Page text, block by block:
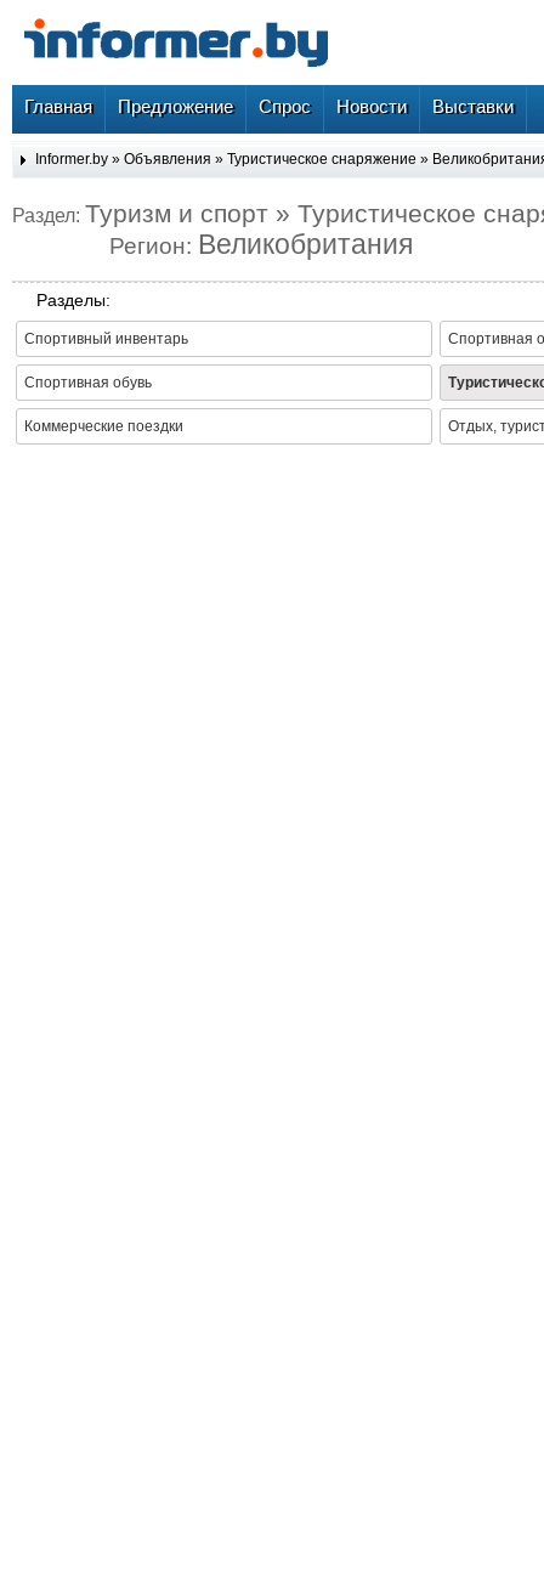
Главная Предложение Спрос Новости Выставки
Informer.by » Объявления » Туристическое снаряжение »
Раздел: Туризм и спорт » Туристическое
Регион: Великобритания
Разделы:
Спортивный инвентарь Спортивная
Спортивная обувь
Коммерческие поездки Отдых,